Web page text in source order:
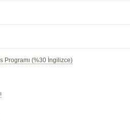
Programı (%30 İngilizce)